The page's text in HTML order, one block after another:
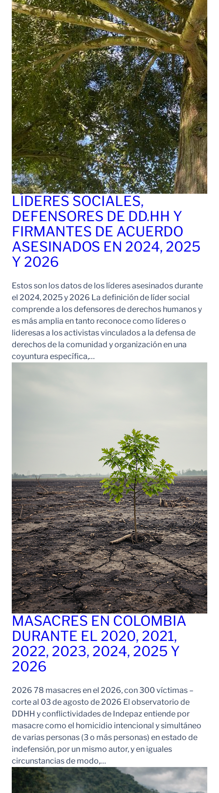
LÍDERES SOCIALES,
DEFENSORES DE DD.HH Y
FIRMANTES DE ACUERDO
ASESINADOS EN 2024, 2025
Y 2026
Estos son los datos de los líderes asesinados durante
el 2024, 2025 y 2026 La definición de líder social
comprende a los defensores de derechos humanos y
es más amplia en tanto reconoce como líderes o
lideresas a los activistas vinculados a la defensa de
derechos de la comunidad y organización en una
coyuntura específica,…
MASACRES EN COLOMBIA
DURANTE EL 2020, 2021,
2022, 2023, 2024, 2025 Y
2026
2026 78 masacres en el 2026, con 300 víctimas –
corte al 03 de agosto de 2026 El observatorio de
DDHH y conflictividades de Indepaz entiende por
masacre como el homicidio intencional y simultáneo
de varias personas (3 o más personas) en estado de
indefensión, por un mismo autor, y en iguales
circunstancias de modo,…